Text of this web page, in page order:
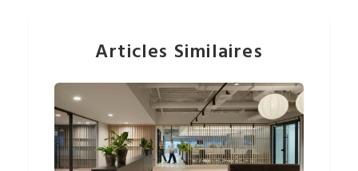
Articles Similaires